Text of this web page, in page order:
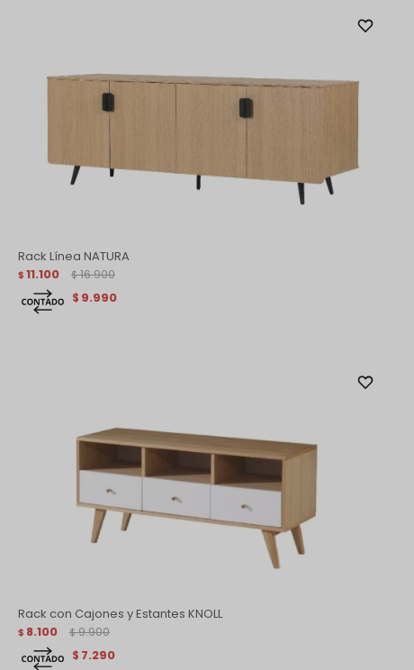
Rack Línea NATURA
$ 11.100 $ 16.900
$ 9.990
Rack con Cajones y Estantes KNOLL
$ 8.100 $ 9.900
$ 7.290